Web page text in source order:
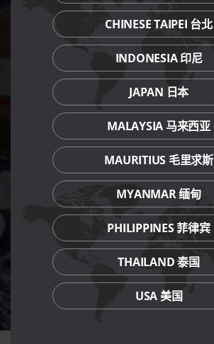
CHINESE TAIPEI 台北
INDONESIA 印尼
JAPAN 日本
MALAYSIA 马来西亚
MAURITIUS 毛里求斯
MYANMAR 缅甸
PHILIPPINES 菲律宾
THAILAND 泰国
USA 美国